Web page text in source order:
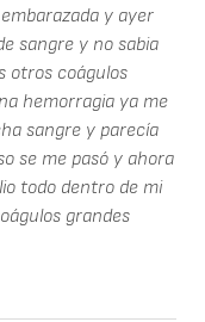
y ayer
sangre y no sabia
otros coágulos
hemorragia ya me
sangre y parecía
se me pasó y ahora
todo dentro de mi
grandes